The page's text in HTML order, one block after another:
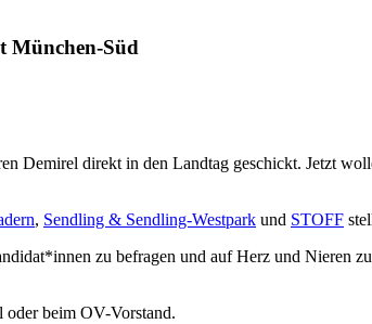
München-Süd
Demirel direkt in den Landtag geschickt. Jetzt
, Sendling & Sendling-Westpark und STOFF
zu befragen und auf Herz und Nieren
beim OV-Vorstand.